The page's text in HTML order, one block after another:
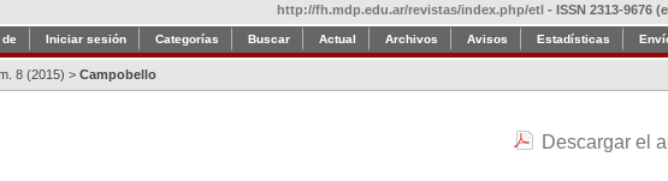
http://fh.mdp.edu.ar/revistas/index.php/etl - ISSN 2313-9676
de Iniciar sesión Categorías Buscar Actual Archivos Avisos Estadísticas
8 (2015) > Campobello
Descargar el